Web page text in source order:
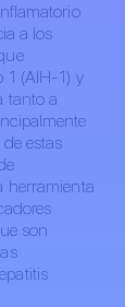
a los
1 (AIH-1) y
tanto a
estas
herramienta
son